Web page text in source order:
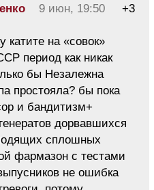
9 июн, 19:50 +3
катите на «совок»
период как никак
бы Незалежна
простояла? бы пока
и бандитизм+
дорвавшихся
сплошных
фармазон с тестами
не ошибка